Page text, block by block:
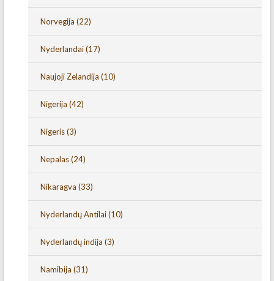
Norvegija (22)
Nyderlandai(17)
Naujoji Zelandija (10)
Nigerija (42)
Nigeris(3)
Nepalas(24)
Nikaragva (33)
Nyderlandų Antilai(10)
Nyderlandų indija (3)
Namibija (31)